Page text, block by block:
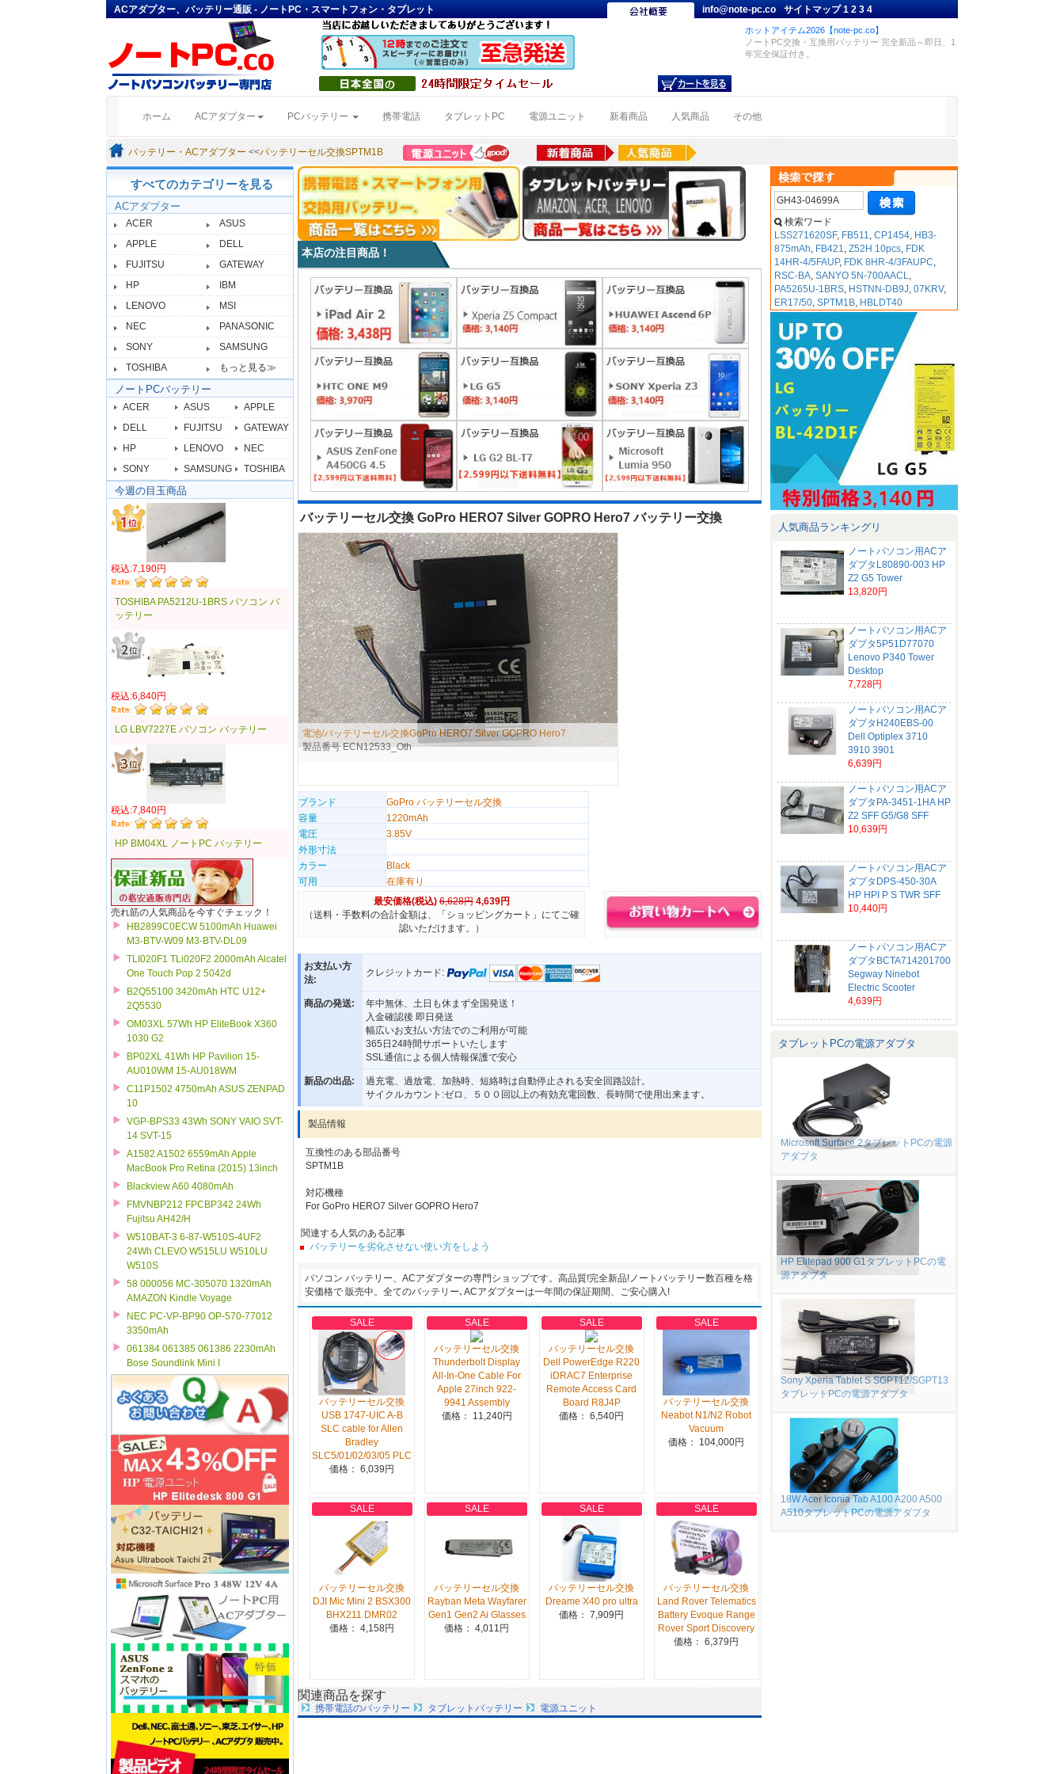
ACアダプター、バッテリー通販 - ノートPC・スマートフォン・タブレット info@note-pc.co サイトマップ1234
ホットアイテム2026【note-pc.co】
ノートPC交換・互換用バッテリー 完全新品～即日、1
年完全保証付き。
ホーム (current)ACアダプター PCバッテリー 携帯電話 タブレットPC 電源ユニット 新着商品 人気商品 その他
バッテリー・ACアダプター <<バッテリーセル交換SPTM1B
すべてのカテゴリーを見る
ACアダプター
ACER
ASUS
APPLE
DELL
FUJITSU
GATEWAY
HP
IBM
LENOVO
MSI
NEC
PANASONIC
SONY
SAMSUNG
TOSHIBA
もっと見る≫
ノートPCバッテリー
ACER ASUS
APPLE
DELL
FUJITSU
GATEWAY
HP
LENOVO
NEC
SONY
SAMSUNG TOSHIBA
今週の目玉商品
税込:7,190円
TOSHIBA PA5212U-1BRS パソコン バ
ッテリー
税込:6,840円
LG LBV7227E パソコン バッテリー
税込:7,840円
HP BM04XL ノートPC バッテリー
売れ筋の人気商品を今すぐチェック！
HB2899C0ECW 5100mAh Huawei
M3-BTV-W09 M3-BTV-DL09
TLI020F1 TLi020F2 2000mAh Alcatel
One Touch Pop 2 5042d
B2Q55100 3420mAh HTC U12+
2Q5530
OM03XL 57Wh HP EliteBook X360
1030 G2
BP02XL 41Wh HP Pavilion 15-
AU010WM 15-AU018WM
C11P1502 4750mAh ASUS ZENPAD
10
VGP-BPS33 43Wh SONY VAIO SVT-
14 SVT-15
A1582 A1502 6559mAh Apple
MacBook Pro Retina (2015) 13inch
Blackview A60 4080mAh
FMVNBP212 FPCBP342 24Wh
Fujitsu AH42/H
W510BAT-3 6-87-W510S-4UF2
24Wh CLEVO W515LU W510LU
W510S
58 000056 MC-305070 1320mAh
AMAZON Kindle Voyage
NEC PC-VP-BP90 OP-570-77012
3350mAh
061384 061385 061386 2230mAh
Bose Soundlink Mini I
本店の注目商品！
バッテリーセル交換 GoPro HERO7 Silver GOPRO Hero7 バッテリー交換
電池/バッテリーセル交換GoPro HERO7 Silver GOPRO Hero7
製品番号 ECN12533_Oth
ブランド
GoPro バッテリーセル交換
容量
1220mAh
電圧
3.85V
外形寸法
カラー
Black
可用
在庫有り
最安価格(税込)6,628円 4,639円
（送料・手数料の合計金額は、「ショッピングカート」にてご確
認いただけます。）
お支払い方
法:
クレジットカード:
商品の発送:
年中無休、土日も休まず全国発送！
入金確認後 即日発送
幅広いお支払い方法でのご利用が可能
365日24時間サポートいたします
SSL通信による個人情報保護で安心
新品の出品:
過充電、過放電、加熱時、短絡時は自動停止される安全回路設計。
サイクルカウント:ゼロ、５００回以上の有効充電回数、長時間で使用出来ます。
製品情報
互換性のある部品番号
SPTM1B
対応機種
For GoPro HERO7 Silver GOPRO Hero7
関連する人気のある記事
バッテリーを劣化させない使い方をしよう
パソコン バッテリー、ACアダプターの専門ショップです。高品質!完全新品!ノートバッテリー数百種を格
安価格で 販売中。全てのバッテリー､ACアダプターは一年間の保証期間、ご安心購入!
SALE
バッテリーセル交換
USB 1747-UIC A-B
SLC cable for Allen
Bradley
SLC5/01/02/03/05 PLC
価格： 6,039円
SALE
バッテリーセル交換
Thunderbolt Display
All-In-One Cable For
Apple 27inch 922-
9941 Assembly
価格： 11,240円
SALE
バッテリーセル交換
Dell PowerEdge R220
iDRAC7 Enterprise
Remote Access Card
Board R8J4P
価格： 6,540円
SALE
バッテリーセル交換
Neabot N1/N2 Robot
Vacuum
価格： 104,000円
SALE
バッテリーセル交換
DJI Mic Mini 2 BSX300
BHX211 DMR02
価格： 4,158円
SALE
バッテリーセル交換
Rayban Meta Wayfarer
Gen1 Gen2 Ai Glasses
価格： 4,011円
SALE
バッテリーセル交換
Dreame X40 pro ultra
価格： 7,909円
SALE
バッテリーセル交換
Land Rover Telematics
Battery Evoque Range
Rover Sport Discovery
価格： 6,379円
関連商品を探す
携帯電話のバッテリー タブレットバッテリー 電源ユニット
検索ワード
LSS271620SF, FB511,CP1454, HB3-
875mAh, FB421,Z52H 10pcs, FDK
14HR-4/5FAUP, FDK 8HR-4/3FAUPC,
RSC-BA,SANYO 5N-700AACL,
PA5265U-1BRS, HSTNN-DB9J,07KRV,
ER17/50,SPTM1B, HBLDT40
人気商品ランキングリ
ノートパソコン用ACア
ダプタL80890-003 HP
Z2 G5 Tower
13,820円
ノートパソコン用ACア
ダプタ5P51D77070
Lenovo P340 Tower
Desktop
7,728円
ノートパソコン用ACア
ダプタH240EBS-00
Dell Optiplex 3710
3910 3901
6,639円
ノートパソコン用ACア
ダプタPA-3451-1HA HP
Z2 SFF G5/G8 SFF
10,639円
ノートパソコン用ACア
ダプタDPS-450-30A
HP HPI P S TWR SFF
10,440円
ノートパソコン用ACア
ダプタBCTA714201700
Segway Ninebot
Electric Scooter
4,639円
タブレットPCの電源アダプタ
Microsoft Surface 2タブレットPCの電源
アダプタ
HP Elitepad 900 G1タブレットPCの電
源アダプタ
Sony Xperia Tablet S SGPT12/SGPT13
タブレットPCの電源アダプタ
18W Acer Iconia Tab A100 A200 A500
A510タブレットPCの電源アダプタ